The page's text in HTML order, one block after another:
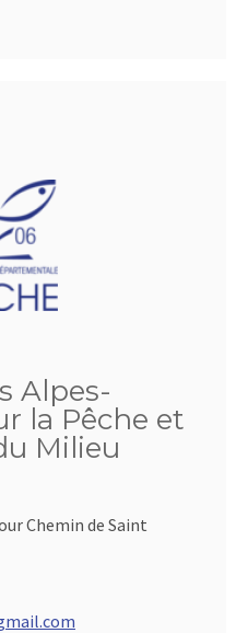
Alpes-
la Pêche et
Milieu
Chemin de Saint